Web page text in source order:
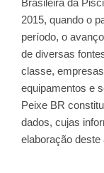
Brasileira da
2015, quando o
período, o
de diversas
classe,
equipamentos e
Peixe BR
dados, cujas
elaboração deste